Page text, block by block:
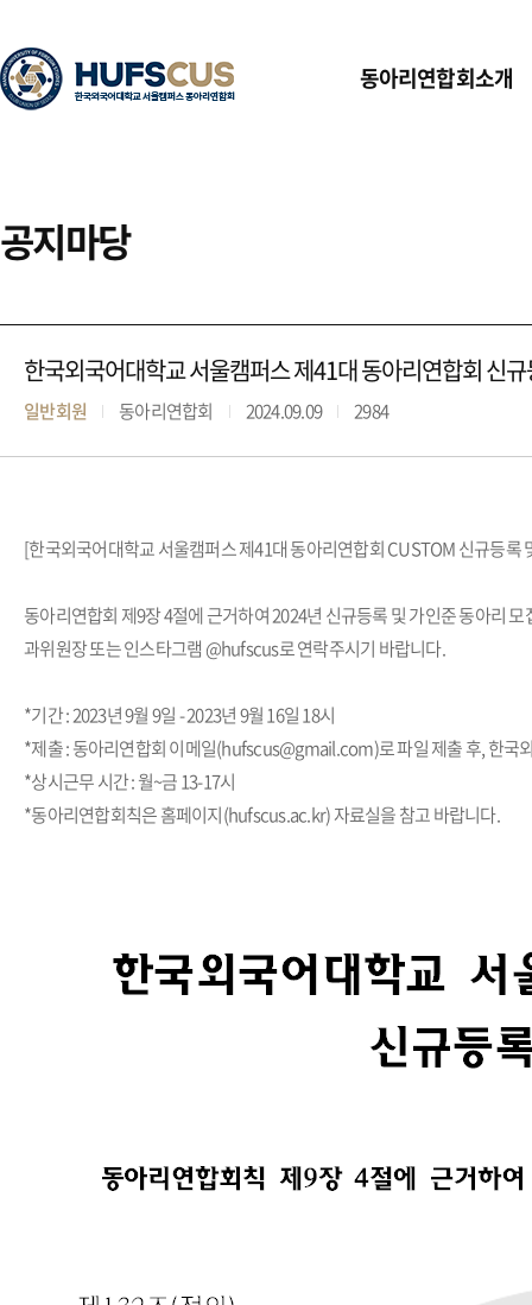
동아리연합회소개
공지마당
한국외국어대학교 서울캠퍼스 제41대 동아리연합회 신
일반회원 동아리연합회 2024.09.09 2984
[한국외국어대학교 서울캠퍼스 제41대 동아리연합회 CUSTOM 신규등록
동아리연합회 제9장 4절에 근거하여 2024년 신규등록 및 가인준 동아리
과위원장 또는 인스타그램 @hufscus로 연락주시기 바랍니다.
*기간 : 2023년 9월 9일 - 2023년 9월 16일 18시
*제출 : 동아리연합회 이메일(hufscus@gmail.com)로 파일 제출 후, 한국
*상시근무 시간 : 월~금 13-17시
*동아리연합회칙은 홈페이지(hufscus.ac.kr) 자료실을 참고 바랍니다.